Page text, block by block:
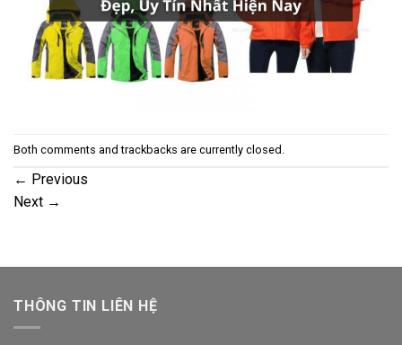
Both comments and trackbacks are currently closed.
← Previous
Next →
THÔNG TIN LIÊN HỆ